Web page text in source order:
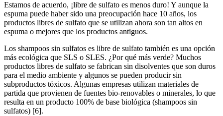
Estamos de acuerdo, ¡libre de sulfato es menos duro! Y aunque la
espuma puede haber sido una preocupación hace 10 años, los
productos libres de sulfato que se utilizan ahora son tan altos en
espuma o mejores que los productos antiguos.
Los shampoos sin sulfatos es libre de sulfato también es una opción
más ecológica que SLS o SLES. ¿Por qué más verde? Muchos
productos libres de sulfato se fabrican sin disolventes que son duros
para el medio ambiente y algunos se pueden producir sin
subproductos tóxicos. Algunas empresas utilizan materiales de
partida que provienen de fuentes bio-renovables o minerales, lo que
resulta en un producto 100% de base biológica (shampoos sin
sulfatos) [6].